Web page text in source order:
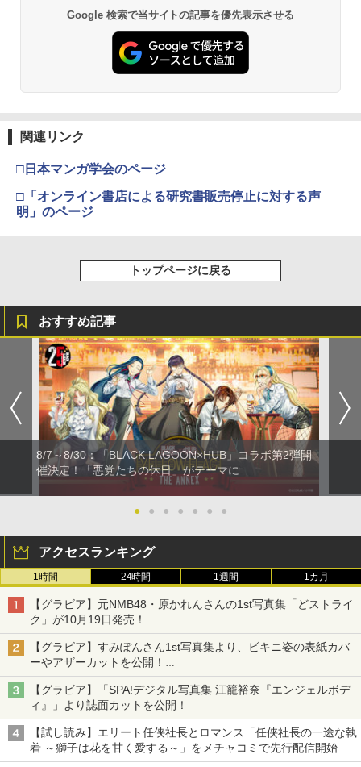
COMIC快楽天 2026年 09月号 [雑誌]
￥990
￥400
￥800
メイドインアビス (１５) (バンブーコミ
ックス)
￥1,090
￥832
￥1,131
￥-
5
髙野真央1st写真集 まおのこと、
￥3,630
￥3,822
Google 検索で当サイトの記事を優先表示させる
関連リンク
□日本マンガ学会のページ
□「オンライン書店による研究書販売停止に対する声
明」のページ
トップページに戻る
おすすめ記事
8/7～8/30：「BLACK LAGOON×HUB」コラボ第2弾開
催決定！「悪党たちの休日」がテーマに
● ● ● ● ● ● ●
アクセスランキング
1時間 24時間 1週間 1カ月
【グラビア】元NMB48・原かれんさんの1st写真集「どストライ
ク」が10月19日発売！
【グラビア】すみぽんさん1st写真集より、ビキニ姿の表紙カバ
ーやアザーカットを公開！
タイトルは「offcourt（オフコート）」に決定
【グラビア】「SPA!デジタル写真集 江籠裕奈『エンジェルボデ
ィ』」より誌面カットを公開！
【試し読み】エリート任侠社長とロマンス「任侠社長の一途な執
着 ～獅子は花を甘く愛する～」をメチャコミで先行配信開始